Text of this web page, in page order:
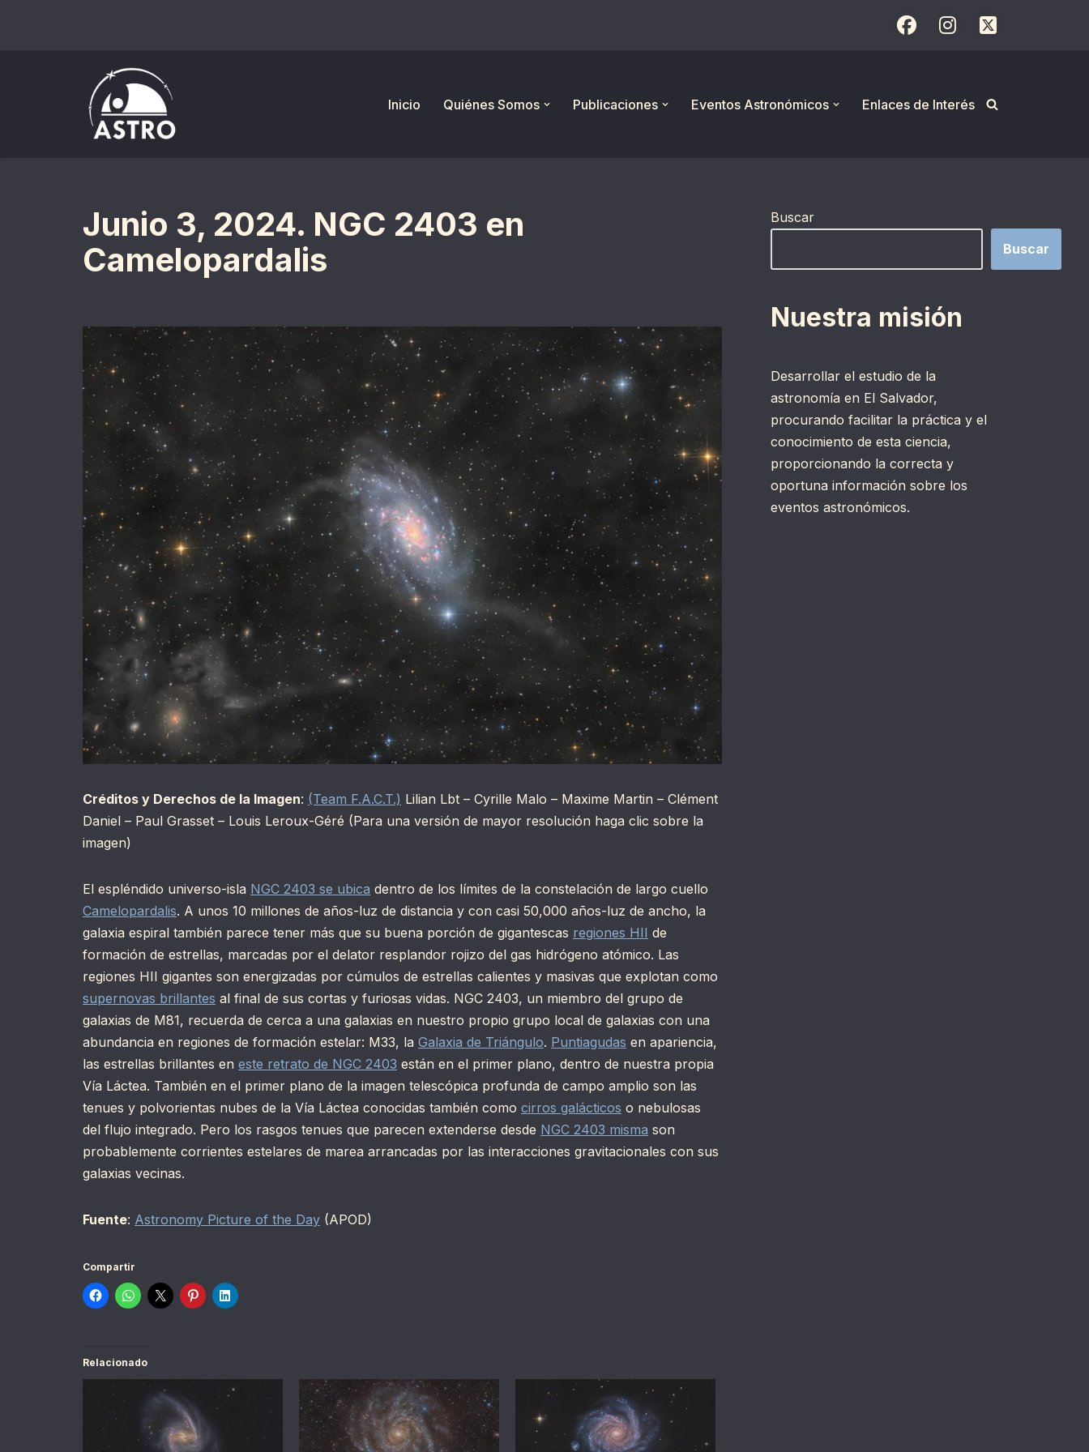
Inicio
Quiénes Somos Publicaciones Eventos Astronómicos Enlaces de Interés
Junio 3, 2024. NGC 2403 en
Camelopardalis
Créditos y Derechos de la Imagen: (Team F.A.C.T.) Lilian Lbt – Cyrille Malo – Maxime Martin – Clément
Daniel – Paul Grasset – Louis Leroux-Géré (Para una versión de mayor resolución haga clic sobre la
imagen)
El espléndido universo-isla NGC 2403 se ubica dentro de los límites de la constelación de largo cuello
Camelopardalis. A unos 10 millones de años-luz de distancia y con casi 50,000 años-luz de ancho, la
galaxia espiral también parece tener más que su buena porción de gigantescas regiones HII de
formación de estrellas, marcadas por el delator resplandor rojizo del gas hidrógeno atómico. Las
regiones HII gigantes son energizadas por cúmulos de estrellas calientes y masivas que explotan como
supernovas brillantes al final de sus cortas y furiosas vidas. NGC 2403, un miembro del grupo de
galaxias de M81, recuerda de cerca a una galaxias en nuestro propio grupo local de galaxias con una
abundancia en regiones de formación estelar: M33, la Galaxia de Triángulo. Puntiagudas en apariencia,
las estrellas brillantes en este retrato de NGC 2403 están en el primer plano, dentro de nuestra propia
Vía Láctea. También en el primer plano de la imagen telescópica profunda de campo amplio son las
tenues y polvorientas nubes de la Vía Láctea conocidas también como cirros galácticos o nebulosas
del flujo integrado. Pero los rasgos tenues que parecen extenderse desde NGC 2403 misma son
probablemente corrientes estelares de marea arrancadas por las interacciones gravitacionales con sus
galaxias vecinas.
Fuente: Astronomy Picture of the Day (APOD)
Compartir
Relacionado
Buscar
Buscar
Nuestra misión
Desarrollar el estudio de la
astronomía en El Salvador,
procurando facilitar la práctica y el
conocimiento de esta ciencia,
proporcionando la correcta y
oportuna información sobre los
eventos astronómicos.